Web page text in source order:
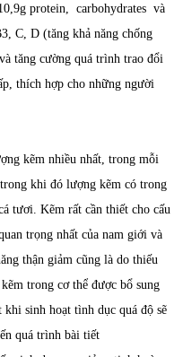
protein, carbohydrates và
C, D (tăng khả năng chống
tăng cường quá trình trao đổi
thích hợp cho những người
kẽm nhiều nhất, trong mỗi
khi đó lượng kẽm có trong
tươi. Kẽm rất cần thiết cho cấu
trọng nhất của nam giới và
thận giảm cũng là do thiếu
trong cơ thể được bổ sung
sinh hoạt tình dục quá độ sẽ
quá trình bài tiết